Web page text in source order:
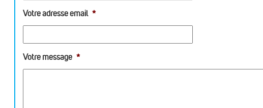
Votre adresse email *
Votre message *